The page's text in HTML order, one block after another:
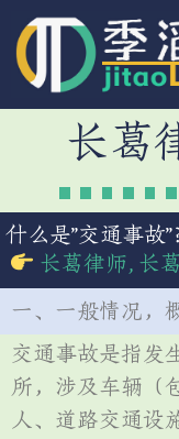
长葛
什么是”交通事故”
长葛律师 长
一、一般情况，
交通事故是指发
所，涉及车辆（
人、道路交通设